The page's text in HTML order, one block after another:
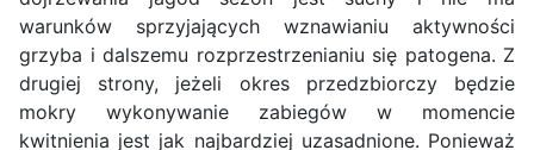
warunków sprzyjających wznawianiu aktywności
grzyba i dalszemu rozprzestrzenianiu się patogena. Z
drugiej strony, jeżeli okres przedzbiorczy będzie
mokry wykonywanie zabiegów w momencie
kwitnienia jest jak najbardziej uzasadnione. Ponieważ